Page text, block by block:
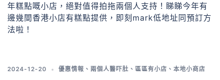
年糕點嘅小店，絕對值得拍拖兩個人支持！睇睇今年有
邊幾間香港小店有糕點提供，即刻mark低地址同預訂方
法啦！
2024-12-20 優惠情報 、 兩個人醫吓肚 、 區區有小店 、 本地小商店